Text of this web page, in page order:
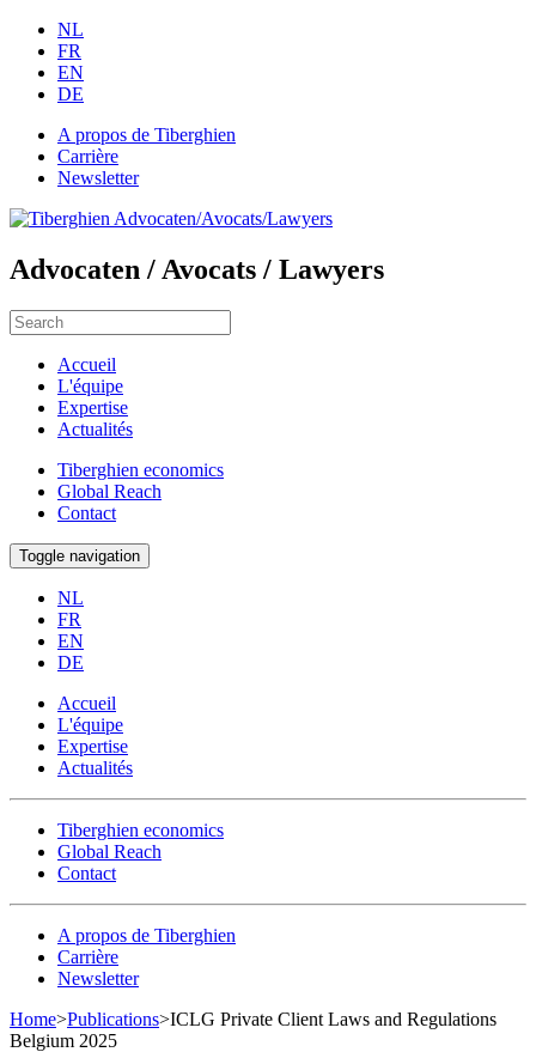
NL
FR
EN
DE
A propos de Tiberghien
Carrière
Newsletter
Advocaten / Avocats / Lawyers
Accueil
L'équipe
Expertise
Actualités
Tiberghien economics
Global Reach
Contact
Toggle navigation
NL
FR
EN
DE
Accueil
L'équipe
Expertise
Actualités
Tiberghien economics
Global Reach
Contact
A propos de Tiberghien
Carrière
Newsletter
Home>Publications>ICLG Private Client Laws and Regulations
Belgium 2025